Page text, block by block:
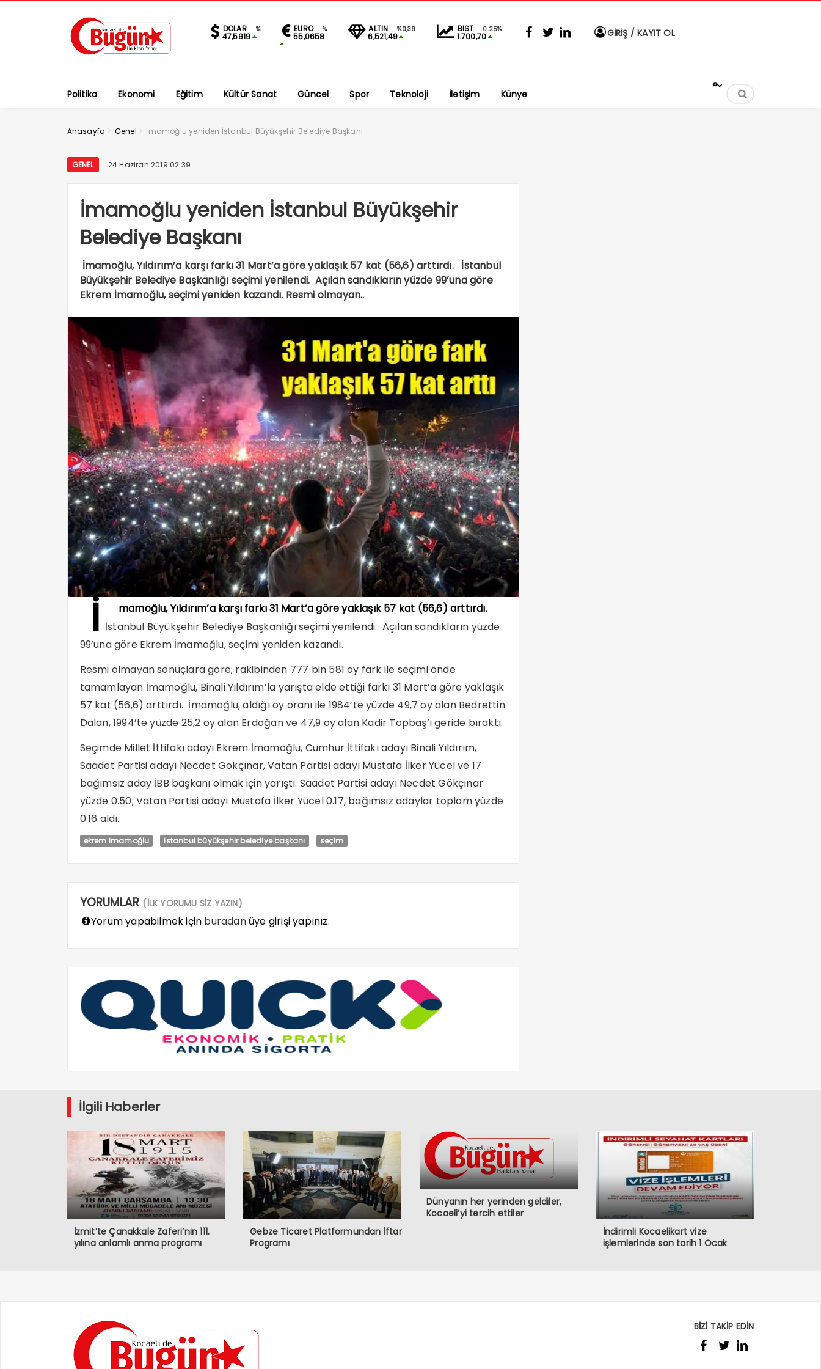
DOLAR %
47,5919
EURO %
55,0658
ALTIN %0,39
6,521,49
BIST 0.25%
1.700,70 GİRİŞ / KAYIT OL
Politika Ekonomi Eğitim Kültür Sanat Güncel Spor Teknoloji İletişim Künye
°
Anasayfa > Genel > İmamoğlu yeniden İstanbul Büyükşehir Belediye Başkanı
GENEL 24 Haziran 2019 02:39
İmamoğlu yeniden İstanbul Büyükşehir
Belediye Başkanı
İmamoğlu, Yıldırım’a karşı farkı 31 Mart’a göre yaklaşık 57 kat (56,6) arttırdı. İstanbul
Büyükşehir Belediye Başkanlığı seçimi yenilendi. Açılan sandıkların yüzde 99’una göre
Ekrem İmamoğlu, seçimi yeniden kazandı. Resmi olmayan..
İ
mamoğlu, Yıldırım’a karşı farkı 31 Mart’a göre yaklaşık 57 kat (56,6) arttırdı.
İstanbul Büyükşehir Belediye Başkanlığı seçimi yenilendi. Açılan sandıkların yüzde
99’una göre Ekrem İmamoğlu, seçimi yeniden kazandı.
Resmi olmayan sonuçlara göre; rakibinden 777 bin 581 oy fark ile seçimi önde
tamamlayan İmamoğlu, Binali Yıldırım’la yarışta elde ettiği farkı 31 Mart’a göre yaklaşık
57 kat (56,6) arttırdı. İmamoğlu, aldığı oy oranı ile 1984’te yüzde 49,7 oy alan Bedrettin
Dalan, 1994’te yüzde 25,2 oy alan Erdoğan ve 47,9 oy alan Kadir Topbaş’ı geride bıraktı.
Seçimde Millet İttifakı adayı Ekrem İmamoğlu, Cumhur İttifakı adayı Binali Yıldırım,
Saadet Partisi adayı Necdet Gökçınar, Vatan Partisi adayı Mustafa İlker Yücel ve 17
bağımsız aday İBB başkanı olmak için yarıştı. Saadet Partisi adayı Necdet Gökçınar
yüzde 0.50; Vatan Partisi adayı Mustafa İlker Yücel 0.17, bağımsız adaylar toplam yüzde
0.16 aldı.
ekrem imamoğlu istanbul büyükşehir belediye başkanı seçim
YORUMLAR (İLK YORUMU SİZ YAZIN)
Yorum yapabilmek için buradanüye girişi yapınız.
İlgili Haberler
İzmit’te Çanakkale Zaferi’nin 111.
yılına anlamlı anma programı
Gebze Ticaret Platformundan İftar
Programı
Dünyanın her yerinden geldiler,
Kocaeli’yi tercih ettiler
İndirimli Kocaelikart vize
işlemlerinde son tarih 1 Ocak
BİZİ TAKİP EDİN